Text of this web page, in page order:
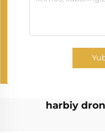
harbiy